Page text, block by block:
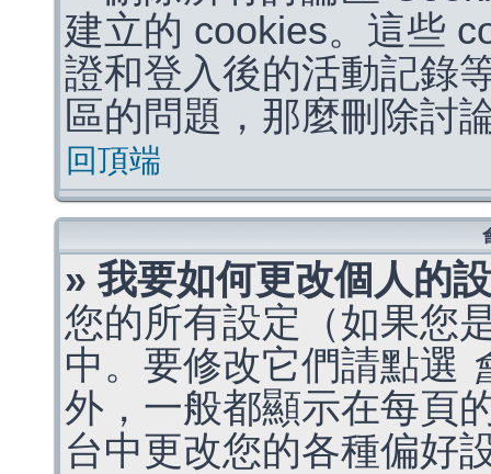
建立的 cookies。這些
證和登入後的活動記錄
區的問題，那麼刪除討
回頂端
» 我要如何更改個人的
您的所有設定（如果您
中。要修改它們請點選
外，一般都顯示在每頁
台中更改您的各種偏好